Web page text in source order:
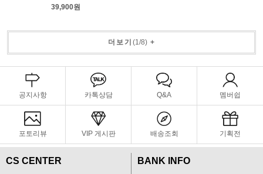
39,900원
더보기 (1/8)+
공지사항 카톡상담 Q&A 멤버쉽
포토리뷰 VIP 게시판 배송조회 기획전
CS CENTER
BANK INFO